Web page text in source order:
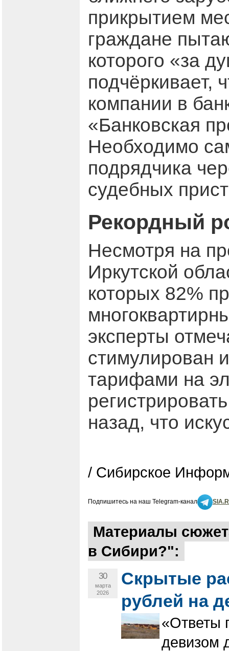
прикрытием
граждане
которого «за
подчёркивает,
компании в
«Банковская
Необходимо
подрядчика
судебных
Рекордный
Несмотря на
Иркутской
которых 82%
эксперты
стимулирован
тарифами на
назад, что
/ Сибирское
Подпишитесь на наш Telegram-канал
Материалы
в Сибири?":
30
марта
2026
Скрытые
рублей на
«Ответы
девизом